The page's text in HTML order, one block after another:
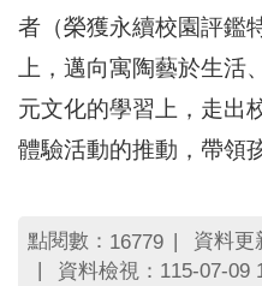
者（榮獲永續校園評鑑
上，邁向寓陶藝於生活
元文化的學習上，走出
體驗活動的推動，帶領
點閱數： 16779
資料更
資料檢視：115-07-09